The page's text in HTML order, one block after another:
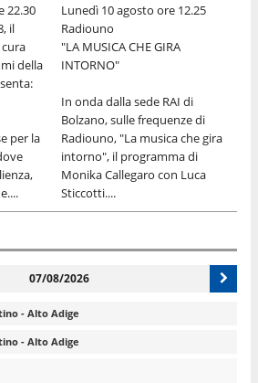
22.30
il
della
per la
Lunedì 10 agosto ore 12.25
Radiouno
"LA MUSICA CHE GIRA
INTORNO"
In onda dalla sede RAI di
Bolzano, sulle frequenze di
Radiouno, "La musica che gira
intorno", il programma di
Monika Callegaro con Luca
Sticcotti....
07/08/2026
- Alto Adige
- Alto Adige